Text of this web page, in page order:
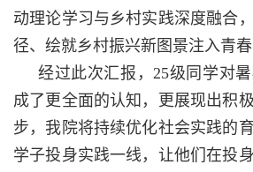
动理论学习与乡村实践深度融合
径、绘就乡村振兴新图景注入青春
经过此次汇报，25级同学对
成了更全面的认知，更展现出积
步，我院将持续优化社会实践的
学子投身实践一线，让他们在投